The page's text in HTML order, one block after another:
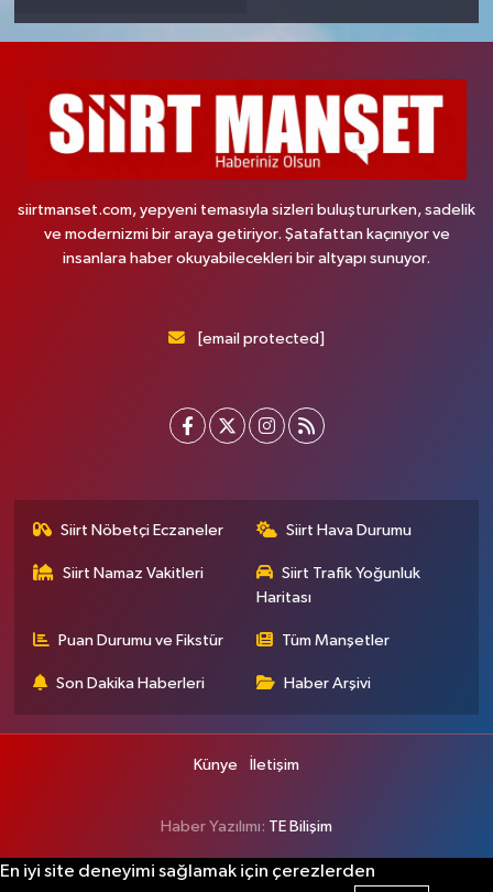
siirtmanset.com, yepyeni temasıyla sizleri buluştururken, sadelik
ve modernizmi bir araya getiriyor. Şatafattan kaçınıyor ve
insanlara haber okuyabilecekleri bir altyapı sunuyor.
[email protected]
Siirt Nöbetçi Eczaneler Siirt Hava Durumu
Siirt Namaz Vakitleri
Siirt Trafik Yoğunluk
Haritası
Puan Durumu ve Fikstür Tüm Manşetler
Son Dakika Haberleri Haber Arşivi
Künye İletişim
Haber Yazılımı: TE Bilişim
En iyi site deneyimi sağlamak için çerezlerden